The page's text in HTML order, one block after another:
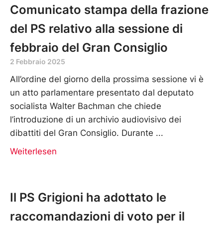
Comunicato stampa della frazione
del PS relativo alla sessione di
febbraio del Gran Consiglio
2 Febbraio 2025
All’ordine del giorno della prossima sessione vi è
un atto parlamentare presentato dal deputato
socialista Walter Bachman che chiede
l’introduzione di un archivio audiovisivo dei
dibattiti del Gran Consiglio. Durante
Weiterlesen
Il PS Grigioni ha adottato le
raccomandazioni di voto per il